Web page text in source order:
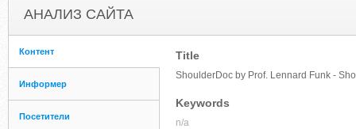
АНАЛИЗ САЙТА
Контент
Информер
Посетители
Title
ShoulderDoc by Prof. Lennard Funk -
Keywords
n/a